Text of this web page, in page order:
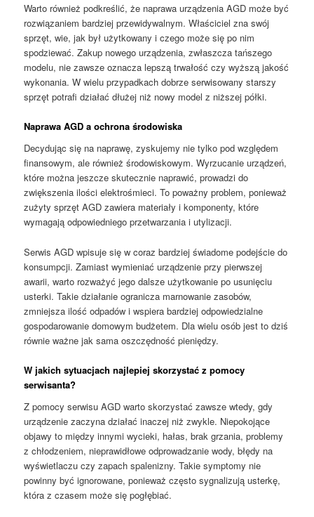
Warto również podkreślić, że naprawa urządzenia AGD może być
rozwiązaniem bardziej przewidywalnym. Właściciel zna swój
sprzęt, wie, jak był użytkowany i czego może się po nim
spodziewać. Zakup nowego urządzenia, zwłaszcza tańszego
modelu, nie zawsze oznacza lepszą trwałość czy wyższą jakość
wykonania. W wielu przypadkach dobrze serwisowany starszy
sprzęt potrafi działać dłużej niż nowy model z niższej półki.
Naprawa AGD a ochrona środowiska
Decydując się na naprawę, zyskujemy nie tylko pod względem
finansowym, ale również środowiskowym. Wyrzucanie urządzeń,
które można jeszcze skutecznie naprawić, prowadzi do
zwiększenia ilości elektrośmieci. To poważny problem, ponieważ
zużyty sprzęt AGD zawiera materiały i komponenty, które
wymagają odpowiedniego przetwarzania i utylizacji.
Serwis AGD wpisuje się w coraz bardziej świadome podejście do
konsumpcji. Zamiast wymieniać urządzenie przy pierwszej
awarii, warto rozważyć jego dalsze użytkowanie po usunięciu
usterki. Takie działanie ogranicza marnowanie zasobów,
zmniejsza ilość odpadów i wspiera bardziej odpowiedzialne
gospodarowanie domowym budżetem. Dla wielu osób jest to dziś
równie ważne jak sama oszczędność pieniędzy.
W jakich sytuacjach najlepiej skorzystać z pomocy
serwisanta?
Z pomocy serwisu AGD warto skorzystać zawsze wtedy, gdy
urządzenie zaczyna działać inaczej niż zwykle. Niepokojące
objawy to między innymi wycieki, hałas, brak grzania, problemy
z chłodzeniem, nieprawidłowe odprowadzanie wody, błędy na
wyświetlaczu czy zapach spalenizny. Takie symptomy nie
powinny być ignorowane, ponieważ często sygnalizują usterkę,
która z czasem może się pogłębiać.